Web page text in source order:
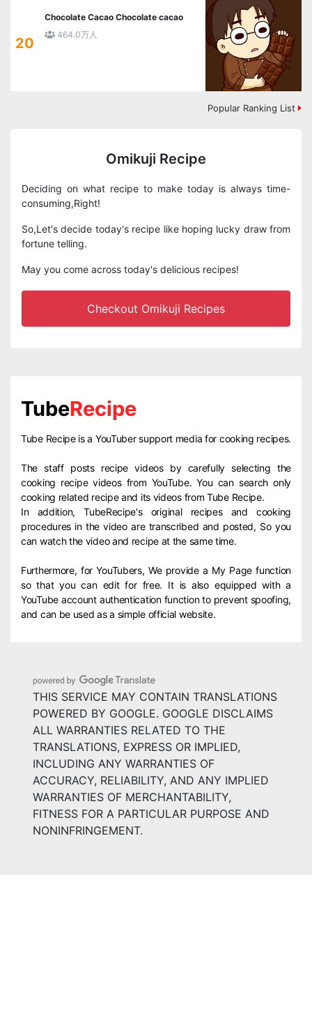
20
Chocolate Cacao Chocolate cacao
464.0万人
Popular Ranking List
Omikuji Recipe
Deciding on what recipe to make today is always time-
consuming,Right!
So,Let's decide today's recipe like hoping lucky draw from
fortune telling.
May you come across today's delicious recipes!
Checkout Omikuji Recipes
TubeRecipe
Tube Recipe is a YouTuber support media for cooking recipes.
The staff posts recipe videos by carefully selecting the
cooking recipe videos from YouTube. You can search only
cooking related recipe and its videos from Tube Recipe.
In addition, TubeRecipe's original recipes and cooking
procedures in the video are transcribed and posted, So you
can watch the video and recipe at the same time.
Furthermore, for YouTubers, We provide a My Page function
so that you can edit for free. It is also equipped with a
YouTube account authentication function to prevent spoofing,
and can be used as a simple official website.
THIS SERVICE MAY CONTAIN TRANSLATIONS
POWERED BY GOOGLE. GOOGLE DISCLAIMS
ALL WARRANTIES RELATED TO THE
TRANSLATIONS, EXPRESS OR IMPLIED,
INCLUDING ANY WARRANTIES OF
ACCURACY, RELIABILITY, AND ANY IMPLIED
WARRANTIES OF MERCHANTABILITY,
FITNESS FOR A PARTICULAR PURPOSE AND
NONINFRINGEMENT.